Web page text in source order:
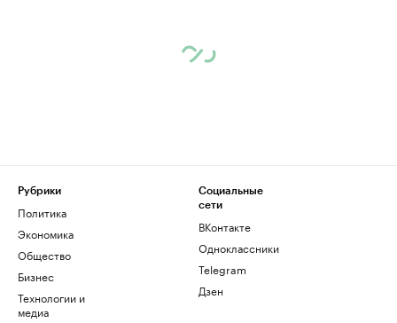
Рубрики
Политика
Экономика
Общество
Бизнес
Технологии и
медиа
Социальные
сети
ВКонтакте
Одноклассники
Telegram
Дзен